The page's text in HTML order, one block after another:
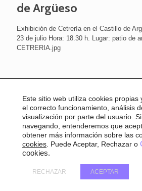
de Argüeso
Exhibición de Cetrería en el Castillo de
23 de julio Hora: 18.30 h. Lugar: patio de
CETRERIA.jpg
Este sitio web utiliza cookies propias
el correcto funcionamiento, análisis
visualización por parte del usuario.
navegando, entenderemos que
obtener más información sobre las
cookies . Puede Aceptar, Rechazar o
cookies.
ACEPTAR
RECHAZAR